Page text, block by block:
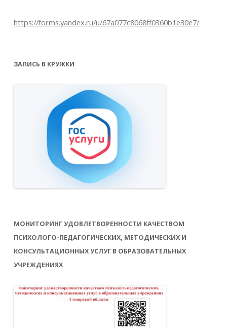
https://forms.yandex.ru/u/67a077c8068ff0360b1e30e7/
ЗАПИСЬ В КРУЖКИ
МОНИТОРИНГ УДОВЛЕТВОРЕННОСТИ КАЧЕСТВОМ
ПСИХОЛОГО-ПЕДАГОГИЧЕСКИХ, МЕТОДИЧЕСКИХ И
КОНСУЛЬТАЦИОННЫХ УСЛУГ В ОБРАЗОВАТЕЛЬНЫХ
УЧРЕЖДЕНИЯХ